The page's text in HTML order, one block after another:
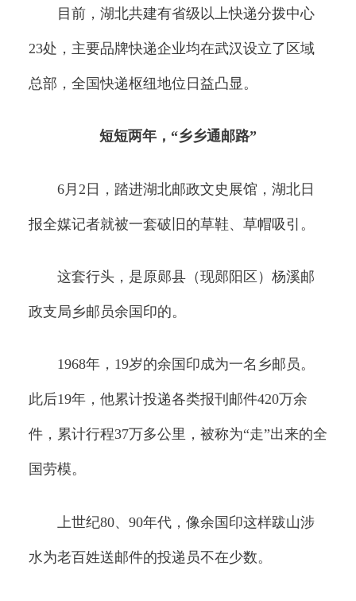
目前，湖北共建有省级以上快递分拨中心
23处，主要品牌快递企业均在武汉设立了区域
总部，全国快递枢纽地位日益凸显。
短短两年，“乡乡通邮路”
6月2日，踏进湖北邮政文史展馆，湖北日
报全媒记者就被一套破旧的草鞋、草帽吸引。
这套行头，是原郧县（现郧阳区）杨溪邮
政支局乡邮员余国印的。
1968年，19岁的余国印成为一名乡邮员。
此后19年，他累计投递各类报刊邮件420万余
件，累计行程37万多公里，被称为“走”出来的全
国劳模。
上世纪80、90年代，像余国印这样跋山涉
水为老百姓送邮件的投递员不在少数。